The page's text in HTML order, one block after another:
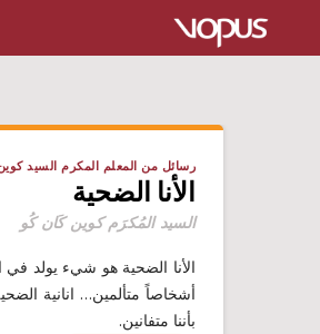
رسائل من المعلم المكرم السيد
الأنا الضحية
السيد المُكرَم كوين كَان كُو
الأنا الضحية هو شيء يولد في
أشخاصاً متألمين… انانية
بأننا متفانين.